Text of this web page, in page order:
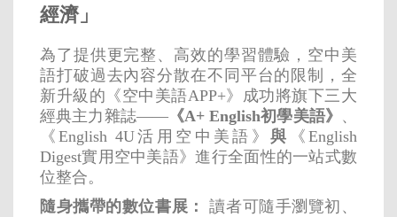
經濟」
為了提供更完整、高效的學習體驗，空中美
語打破過去內容分散在不同平台的限制，全
新升級的《空中美語APP+》成功將旗下三大
經典主力雜誌——《A+ English初學美語》 、
《English 4U活用空中美語》與
《English
Digest實用空中美語》進行全面性的一站式數
位整合。
隨身攜帶的數位書展：
讀者可隨手瀏覽初、